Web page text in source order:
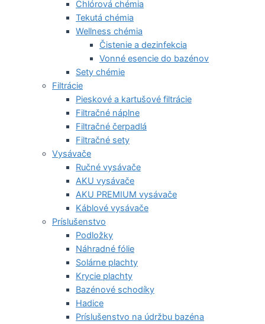
Chlórová chémia
Tekutá chémia
Wellness chémia
Čistenie a dezinfekcia
Vonné esencie do bazénov
Sety chémie
Filtrácie
Pieskové a kartušové filtrácie
Filtračné náplne
Filtračné čerpadlá
Filtračné sety
Vysávače
Ručné vysávače
AKU vysávače
AKU PREMIUM vysávače
Káblové vysávače
Príslušenstvo
Podložky
Náhradné fólie
Solárne plachty
Krycie plachty
Bazénové schodíky
Hadice
Príslušenstvo na údržbu bazéna